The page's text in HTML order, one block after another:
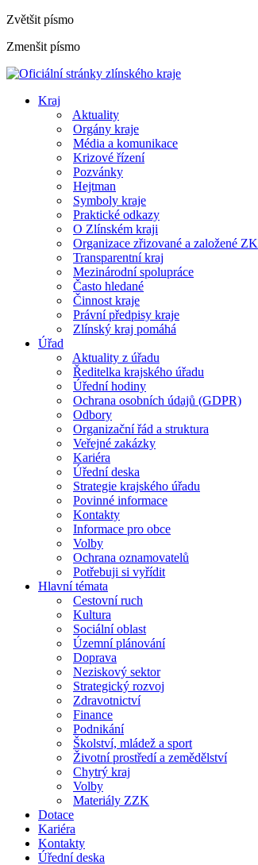
Zvětšit písmo
Zmenšit písmo
Kraj
Aktuality
Orgány kraje
Média a komunikace
Krizové řízení
Pozvánky
Hejtman
Symboly kraje
Praktické odkazy
O Zlínském kraji
Organizace zřizované a založené ZK
Transparentní kraj
Mezinárodní spolupráce
Často hledané
Činnost kraje
Právní předpisy kraje
Zlínský kraj pomáhá
Úřad
Aktuality z úřadu
Ředitelka krajského úřadu
Úřední hodiny
Ochrana osobních údajů (GDPR)
Odbory
Organizační řád a struktura
Veřejné zakázky
Kariéra
Úřední deska
Strategie krajského úřadu
Povinné informace
Kontakty
Informace pro obce
Volby
Ochrana oznamovatelů
Potřebuji si vyřídit
Hlavní témata
Cestovní ruch
Kultura
Sociální oblast
Územní plánování
Doprava
Neziskový sektor
Strategický rozvoj
Zdravotnictví
Finance
Podnikání
Školství, mládež a sport
Životní prostředí a zemědělství
Chytrý kraj
Volby
Materiály ZZK
Dotace
Kariéra
Kontakty
Úřední deska